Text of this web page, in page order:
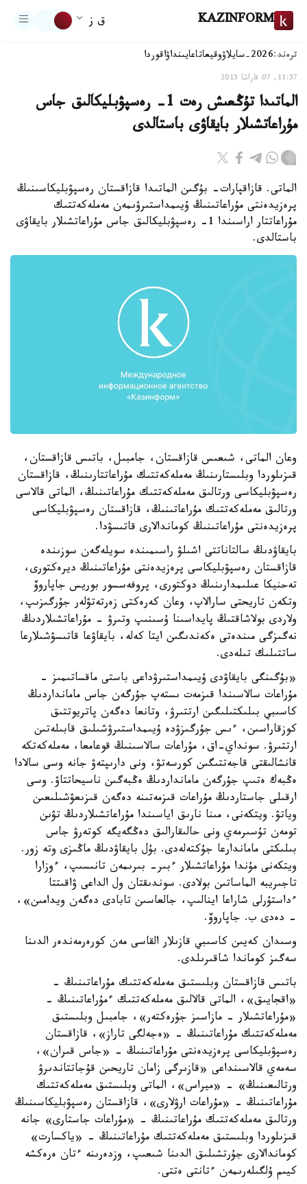
KAZINFORM ق ز
ترەند:2026-سايلاۋ وقيعاتاعايىنداۋاقوردا
11:57, 07 قاراشا 2015
الماتىدا تۇڭعىش رەت 1- رەسپۋبليكالىق جاس
مۇراعاتشىلار بايقاۋى باستالدى
الماتى. قازاقپارات- بۇگىن الماتىدا قازاقستان رەسپۋبليكاسىنىڭ
پرەزيدەنتى مۇراعاتىنىڭ ۇيىمداستىرۋىمەن مەملەكەتتىك
مۇراعاتتار اراسىندا 1- رەسپۋبليكالىق جاس مۇراعاتشىلار بايقاۋى
باستالدى.
وعان الماتى، شىعىس قازاقستان، جامبىل، باتىس قازاقستان،
قىزىلوردا وبلىستارىنىڭ مەملەكەتتىك مۇراعاتتارىنىڭ، قازاقستان
رەسپۋبليكاسى ورتالىق مەملەكەتتىك مۇراعاتىنىڭ، الماتى قالاسى
ورتالىق مەملەكەتتىك مۇراعاتىنىڭ، قازاقستان رەسپۋبليكاسى
پرەزيدەنتى مۇراعاتىنىڭ كوماندالارى قاتىسۋدا.
بايقاۋدىڭ سالتاناتتى اشىلۋ راسىمىندە سويلەگەن سوزىندە
قازاقستان رەسپۋبليكاسى پرەزيدەنتى مۇراعاتىنىڭ ديرەكتورى،
تەحنيكا عىلىمدارىنىڭ دوكتورى، پروفەسسور بوريس جاپاروۆ
وتكەن تاريحتى سارالاپ، وعان كەرەكتى زەرتەتۋلەر جۇرگىزىپ،
ولاردى بولاشاقتىڭ پايداسىنا ۇسىنىپ وتىرۋ - مۇراعاتشىلاردىڭ
نەگىزگى مىندەتى ەكەندىگىن ايتا كەلە، بايقاۋعا قاتىسۋشىلارعا
ساتتىلىك تىلەدى.
«بۇگىنگى بايقاۋدى ۇيىمداستىرۋداعى باستى ماقساتىمىز -
مۇراعات سالاسىندا قىزمەت ىستەپ جۇرگەن جاس مامانداردىڭ
كاسىبي بىلىكتىلىگىن ارتتىرۋ، وتانعا دەگەن پاتريوتتىق
كوزقاراسىن، ءىس جۇرگىزۋدە ۇيىمداستىرۋشىلىق قابىلەتىن
ارتتىرۋ. سونداي-اق، مۇراعات سالاسىنىڭ قوعامعا، مەملەكەتكە
قانشالىقتى قاجەتتىگىن كورسەتۋ، ونى دارىپتەۋ جانە وسى سالادا
ەڭبەك ەتىپ جۇرگەن مامانداردىڭ ەڭبەگىن ناسيحاتتاۋ. وسى
ارقىلى جاستاردىڭ مۇراعات قىزمەتىنە دەگەن قىزىعۋشىلىعىن
وياتۋ. ويتكەنى، مىنا نارىق اياسىندا مۇراعاتشىلاردىڭ تۋىن
تومەن تۇسىرمەي ونى حالىقارالىق دەڭگەيگە كوتەرۋ جاس
بىلىكتى ماماندارعا جۇكتەلەدى. بۇل بايقاۋدىڭ ماڭىزى وتە زور.
ويتكەنى مۇندا مۇراعاتشىلار ءبىر- بىرىمەن تانىسىپ، ءوزارا
تاجىريبە الماساتىن بولادى. سوندىقتان ول الداعى ۋاقىتتا
ءداستۇرلى شاراعا اينالىپ، جالعاسىن تابادى دەگەن ويدامىن»،
- دەدى ب. جاپاروۆ.
وسىدان كەيىن كاسىبي قازىلار القاسى مەن كورەرمەندەر الدىنا
سەگىز كوماندا شاقىرىلدى.
باتىس قازاقستان وبلىستىق مەملەكەتتىك مۇراعاتىنىڭ -
«اقجايىق»، الماتى قالالىق مەملەكەتتىك ءمۇراعاتىنىڭ -
«مۇراعاتشىلار - مازاسىز جۇرەكتەر»، جامبىل وبلىستىق
مەملەكەتتىك مۇراعاتىنىڭ - «ەجەلگى تاراز»، قازاقستان
رەسپۋبليكاسى پرەزيدەنتى مۇراعاتىنىڭ - «جاس قىران»،
سەمەي قالاسىنداعى «قازىرگى زامان تاريحىن قۇجاتتاندىرۋ
ورتالىعىنىڭ» - «ميراس»، الماتى وبلىستىق مەملەكەتتىك
مۇراعاتىنىڭ - «مۇراعات ارۋلارى»، قازاقستان رەسپۋبليكاسىنىڭ
ورتالىق مەملەكەتتىك مۇراعاتىنىڭ - «مۇراعات جاستارى» جانە
قىزىلوردا وبلىستىق مەملەكەتتىك مۇراعاتىنىڭ - «ياكسارت»
كوماندالارى جۇرتشىلىق الدىنا شىعىپ، وزدەرىنە ءتان ەرەكشە
كيىم ۇلگىلەرىمەن ءتانتى ەتتى.